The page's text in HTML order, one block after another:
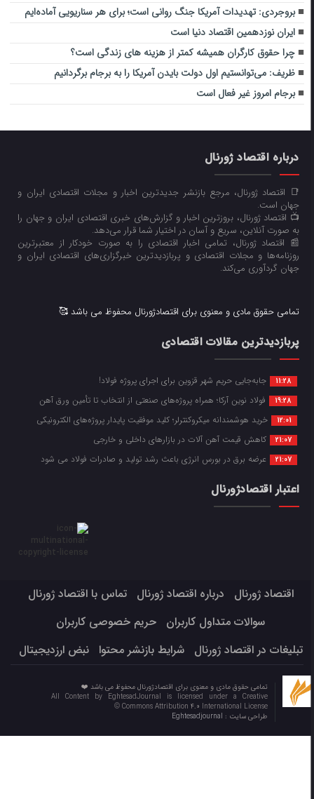
بروجردی: تهدیدات آمریکا جنگ روانی است؛ برای هر سناریویی آماده‌ایم
ایران نوزدهمین اقتصاد دنیا است
چرا حقوق کارگران همیشه کمتر از هزینه‌ های زندگی است؟
ظریف: می‌توانستیم اول دولت بایدن آمریکا را به برجام برگردانیم
برجام امروز غیر فعال است
درباره اقتصاد ژورنال
📑 اقتصاد ژورنال، مرجع بازنشر جدیدترین اخبار و مجلات اقتصادی ایران و
جهان است.
📺 اقتصاد ژورنال، بروزترین اخبار و گزارش‌های خبری اقتصادی ایران و جهان را
به صورت آنلاین، سریع و آسان در اختیار شما قرار می‌‌دهد.
📰 اقتصاد ژورنال، تمامی اخبار اقتصادی را به صورت خودکار از معتبرترین
روزنامه‌ها و مجلات اقتصادی و پربازدیدترین خبرگزاری‌های اقتصادی ایران و
جهان گردآوری می‌کند.
تمامی حقوق مادی و معنوی برای اقتصادژورنال محفوظ می باشد 🥰
پربازدیدترین مقالات اقتصادی
11:28 جابه‌جایی حریم شهر قزوین برای اجرای پروژه فولاد!
19:28 فولاد نوین آرکا؛ همراه پروژه‌های صنعتی از انتخاب تا تأمین ورق آهن
12:01 خرید هوشمندانه میکروکنترلر؛ کلید موفقیت پایدار پروژه‌های الکترونیکی
21:07 کاهش قیمت آهن آلات در بازارهای داخلی و خارجی
21:07 عرضه برق در بورس انرژی باعث رشد تولید و صادرات فولاد می شود
اعتبار اقتصادژورنال
اقتصاد ژورنال درباره اقتصاد ژورنال
تماس با اقتصاد ژورنال
سوالات متداول کاربران
حریم خصوصی کاربران
تبلیغات در اقتصاد ژورنال
شرایط بازنشر محتوا نبض ارزدیجیتال
تمامی حقوق مادی و معنوی برای اقتصادژورنال محفوظ می باشد ❤️
All Content by EghtesadJournal is licensed under a Creative
Commons Attribution 4.0 International License ©️
طراحی سایت :